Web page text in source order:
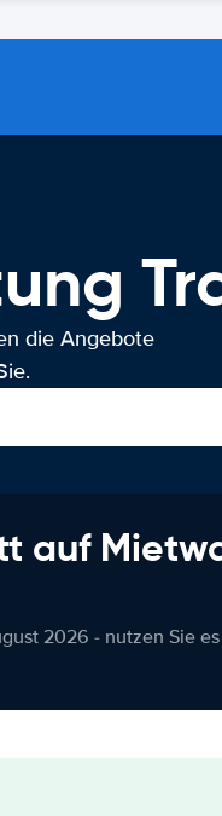
die Angebote
auf
2026 - nutzen Sie